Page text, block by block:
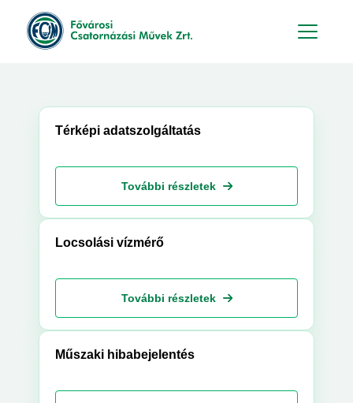
Térképi adatszolgáltatás
További részletek
Locsolási vízmérő
További részletek
Műszaki hibabejelentés